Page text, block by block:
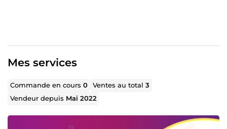
Mes services
Commande en cours0 Ventes au total3
Vendeur depuis Mai 2022